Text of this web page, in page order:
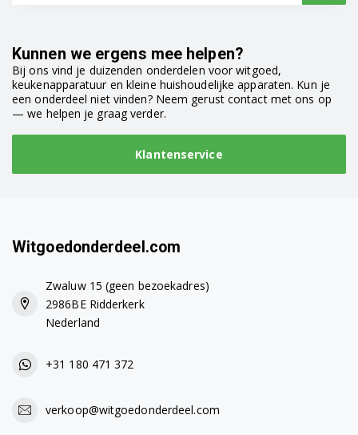
Kunnen we ergens mee helpen?
Bij ons vind je duizenden onderdelen voor witgoed,
keukenapparatuur en kleine huishoudelijke apparaten. Kun je
een onderdeel niet vinden? Neem gerust contact met ons op
— we helpen je graag verder.
Klantenservice
Witgoedonderdeel.com
Zwaluw 15 (geen bezoekadres)
2986BE Ridderkerk
Nederland
+31 180 471 372
verkoop@witgoedonderdeel.com